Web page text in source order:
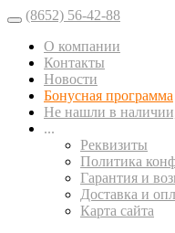
(8652) 56-42-88
О компании
Контакты
Новости
Бонусная программа
Не нашли в
...
Реквизиты
Политика
Гарантия и
Доставка и
Карта сайта